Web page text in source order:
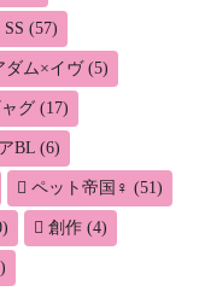
SS (57)
ダム×イヴ(5)
グ (17)
BL (6)
ペット帝国♀ (51)
創作 (4)